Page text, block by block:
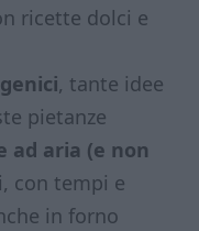
ricette dolci e
, tante idee
pietanze
ad aria (e non
con tempi e
in forno